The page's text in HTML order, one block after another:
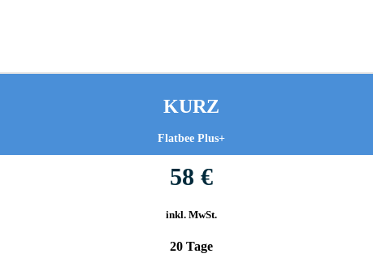
KURZ
Flatbee Plus+
58 €
inkl. MwSt.
20 Tage